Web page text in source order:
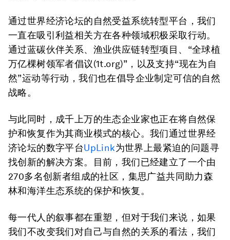
通过世界经济论坛的自然受益系统转型平台，我们
一直在吸引利益相关方在各种领域积极采取行动。
通过蓝碳伙伴关系、渔业供应链转型项目、“全球植
万亿棵树领军者倡议(1t.org)”，以及支持“现在为自
然”运动等行动，我们也在倡导企业制定可信的自然
战略。
与此同时，成千上万的生态企业家也正在将自然保
护和恢复作为其商业模式的核心。我们通过世界经
济论坛的数字平台UpLink为世界上最紧迫的问题寻
找创新的解决方案。目前，我们已经建立了一个由
270多名创新者组成的社区，集思广益共同助力森
林和海洋生态系统的保护和恢复。
每一代人的叙事都在重塑，但对于我们来说，如果
我们不改变我们对自己与自然的关系的看法，我们